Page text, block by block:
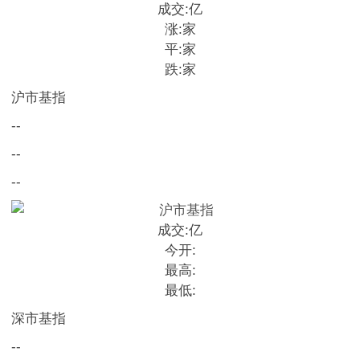
成交:亿
涨:家
平:家
跌:家
沪市基指
--
--
--
成交:亿
今开:
最高:
最低:
深市基指
--